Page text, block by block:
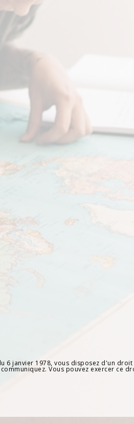
6 janvier 1978, vous disposez d'un droit
Vous pouvez exercer ce